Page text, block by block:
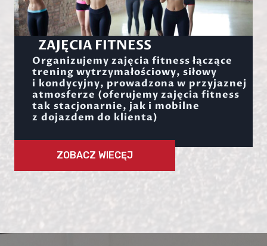
ZAJĘCIA FITNESS
Organizujemy zajęcia fitness łączące
trening wytrzymałościowy, siłowy
i kondycyjny, prowadzona w przyjaznej
atmosferze (oferujemy zajęcia fitness
tak stacjonarnie, jak i mobilne
z dojazdem do klienta)
ZOBACZ WIECĘJ